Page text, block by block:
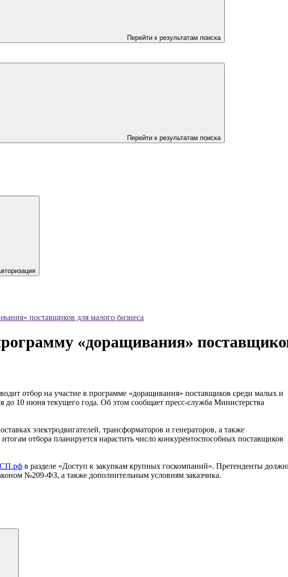
Перейти к результатам поиска
Перейти к результатам поиска
поставщиков для малого бизнеса
«доращивания»
отбор на участие в программе «доращивания» поставщиков среди малых и
до 10 июня текущего года. Об этом сообщает пресс-служба Министерства
электродвигателей, трансформаторов и генераторов, а также
отбора планируется нарастить число конкурентоспособных поставщиков
в разделе «Доступ к закупкам крупных госкомпаний». Претенденты
№209-ФЗ, а также дополнительным условиям заказчика.